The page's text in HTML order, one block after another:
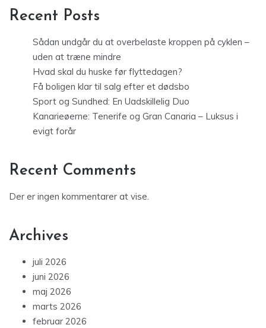
Recent Posts
Sådan undgår du at overbelaste kroppen på cyklen –
uden at træne mindre
Hvad skal du huske før flyttedagen?
Få boligen klar til salg efter et dødsbo
Sport og Sundhed: En Uadskillelig Duo
Kanarieøerne: Tenerife og Gran Canaria – Luksus i
evigt forår
Recent Comments
Der er ingen kommentarer at vise.
Archives
juli 2026
juni 2026
maj 2026
marts 2026
februar 2026